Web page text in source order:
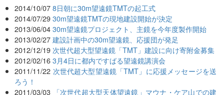
2014/10/07 8日朝に30m望遠鏡TMTの起工式
2014/07/29 30m望遠鏡TMTの現地建設開始が決定
2013/06/04 30m望遠鏡プロジェクト、主鏡を今年度製作開始
2013/02/27 建設計画中の30m望遠鏡、応援団が発足
2012/12/19 次世代超大型望遠鏡「TMT」建設に向け寄附金募集
2012/02/16 3月4日に都内ですばる望遠鏡講演会
2011/11/22 次世代超大型望遠鏡「TMT」に応援メッセージを送
ろう！
2011/03/03
「次世代超大型天体望遠鏡」マウナ・ケア山での建